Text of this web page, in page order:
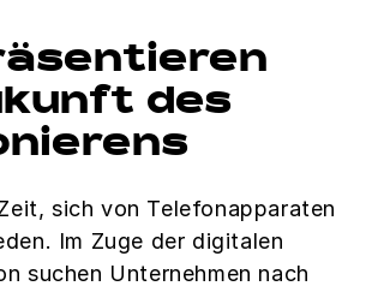
des
sich von Telefonapparaten
Im Zuge der digitalen
suchen Unternehmen nach